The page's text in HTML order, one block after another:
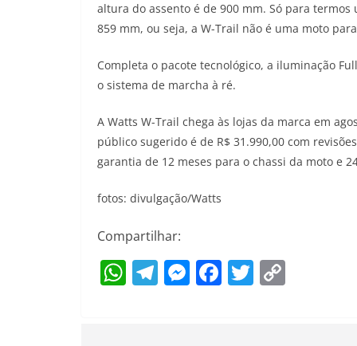
altura do assento é de 900 mm. Só para
859 mm, ou seja, a W-Trail não é uma moto
Completa o pacote tecnológico, a iluminação
o sistema de marcha à ré.
A Watts W-Trail chega às lojas da marca em
público sugerido é de R$ 31.990,00 com
garantia de 12 meses para o chassi da moto e
fotos: divulgação/Watts
Compartilhar:
W T M F T